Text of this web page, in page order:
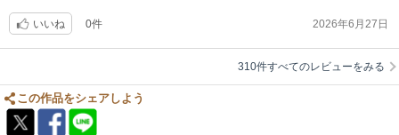
いいね 0件 2026年6月27日
310件すべてのレビューをみる
この作品をシェアしよう